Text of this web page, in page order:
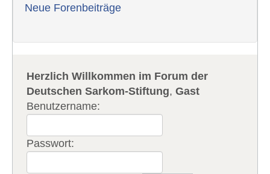
Neue Forenbeiträge
Herzlich Willkommen im Forum der
Deutschen Sarkom-Stiftung,Gast
Benutzername:
Passwort: